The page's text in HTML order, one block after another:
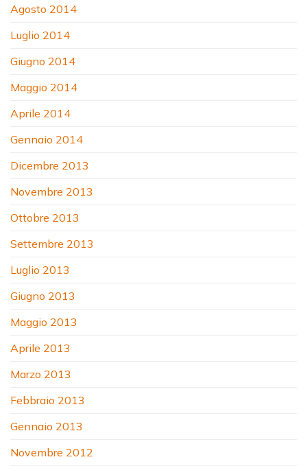
Agosto 2014
Luglio 2014
Giugno 2014
Maggio 2014
Aprile 2014
Gennaio 2014
Dicembre 2013
Novembre 2013
Ottobre 2013
Settembre 2013
Luglio 2013
Giugno 2013
Maggio 2013
Aprile 2013
Marzo 2013
Febbraio 2013
Gennaio 2013
Novembre 2012